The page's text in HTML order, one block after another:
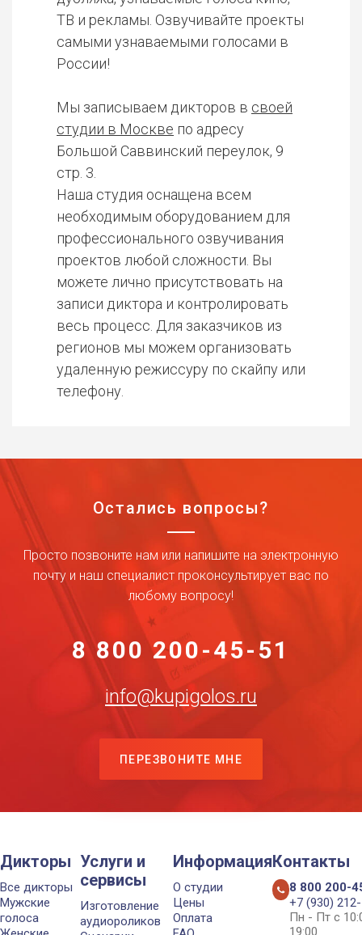
ТВ и рекламы. Озвучивайте проекты
самыми узнаваемыми голосами в
России!
Мы записываем дикторов в своей
студии в Москве по адресу
Большой Саввинский переулок, 9
стр. 3.
Наша студия оснащена всем
необходимым оборудованием для
профессионального озвучивания
проектов любой сложности. Вы
можете лично присутствовать на
записи диктора и контролировать
весь процесс. Для заказчиков из
регионов мы можем организовать
удаленную режиссуру по скайпу или
телефону.
Остались вопросы?
Просто позвоните нам или напишите на электронную
почту и наш специалист проконсультирует вас по
любому вопросу!
8 800 200-45-51
info@kupigolos.ru
ПЕРЕЗВОНИТЕ МНЕ
Дикторы
Все дикторы
Мужские
голоса
Услуги и
сервисы
Изготовление
аудиороликов
Информация
О студии
Цены
Оплата
Контакты
8 800 200-
+7 (930)
Пн - Пт с
19:00